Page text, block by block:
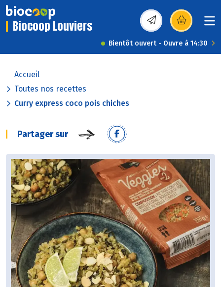
Biocoop Louviers (s’ouvre dans une
Bientôt ouvert - Ouvre à 14:30
Accueil
Toutes nos recettes
Curry express coco pois chiches
Partager sur